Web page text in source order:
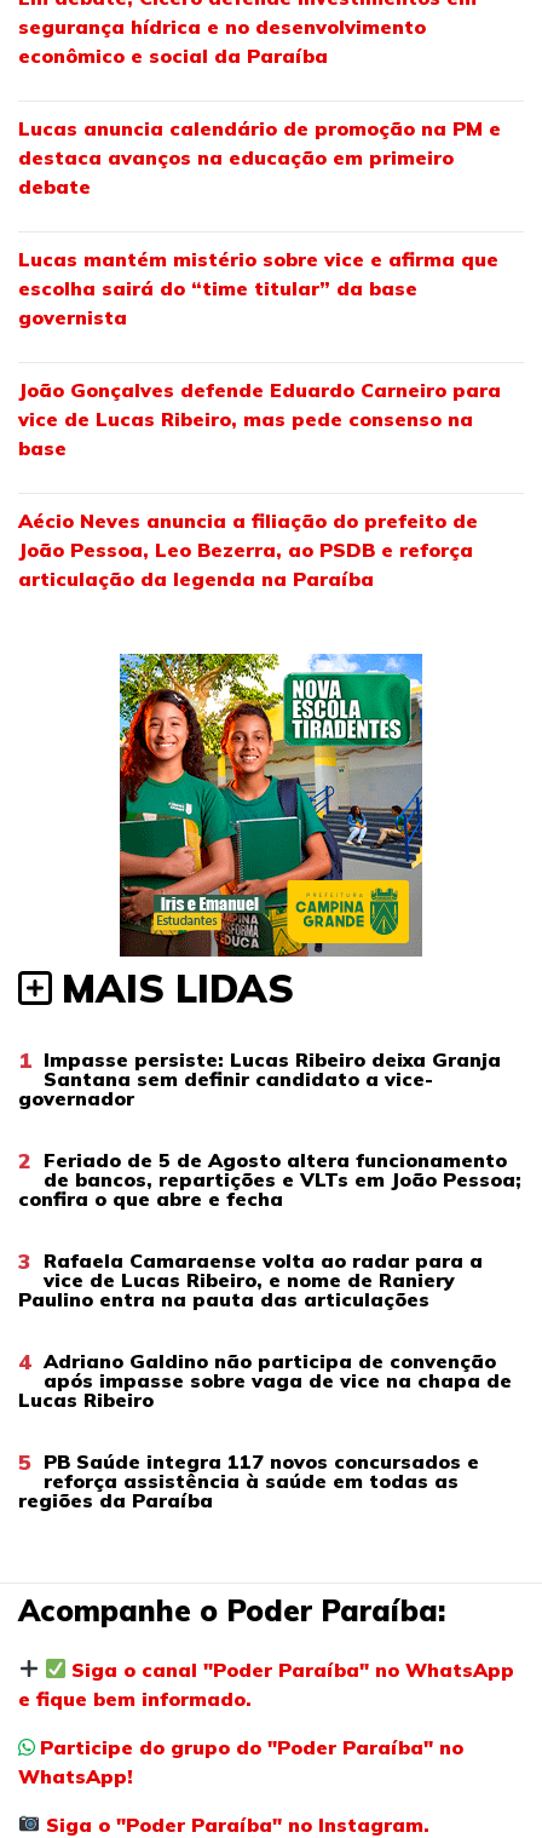
segurança hídrica e no desenvolvimento
econômico e social da Paraíba
Lucas anuncia calendário de promoção na PM e
destaca avanços na educação em primeiro
debate
Lucas mantém mistério sobre vice e afirma que
escolha sairá do “time titular” da base
governista
João Gonçalves defende Eduardo Carneiro para
vice de Lucas Ribeiro, mas pede consenso na
base
Aécio Neves anuncia a filiação do prefeito de
João Pessoa, Leo Bezerra, ao PSDB e reforça
articulação da legenda na Paraíba
MAIS LIDAS
1 Impasse persiste: Lucas Ribeiro deixa Granja
Santana sem definir candidato a vice-
governador
2 Feriado de 5 de Agosto altera funcionamento
de bancos, repartições e VLTs em João Pessoa;
confira o que abre e fecha
3 Rafaela Camaraense volta ao radar para a
vice de Lucas Ribeiro, e nome de Raniery
Paulino entra na pauta das articulações
4 Adriano Galdino não participa de convenção
após impasse sobre vaga de vice na chapa de
Lucas Ribeiro
5 PB Saúde integra 117 novos concursados e
reforça assistência à saúde em todas as
regiões da Paraíba
Acompanhe o Poder Paraíba:
Siga o canal "Poder Paraíba" no WhatsApp
e fique bem informado.
Participe do grupo do "Poder Paraíba" no
WhatsApp!
Siga o "Poder Paraíba" no Instagram.